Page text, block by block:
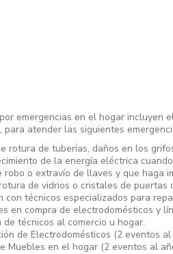
emergencias en el hogar
atender las siguientes
rotura de tuberías, daños en los
de la energía eléctrica
robo o extravío de llaves y que haga
de vidrios o cristales de
con técnicos especializados para
en compra de electrodomésticos y
técnicos al comercio u hogar.
de Electrodomésticos (2 eventos
Muebles en el hogar (2 eventos al